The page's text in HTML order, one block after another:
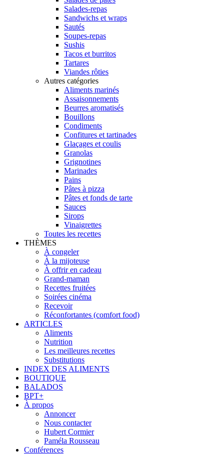
Salades-repas
Sandwichs et wraps
Sautés
Soupes-repas
Sushis
Tacos et burritos
Tartares
Viandes rôties
Autres catégories
Aliments marinés
Assaisonnements
Beurres aromatisés
Bouillons
Condiments
Confitures et tartinades
Glaçages et coulis
Granolas
Grignotines
Marinades
Pains
Pâtes à pizza
Pâtes et fonds de tarte
Sauces
Sirops
Vinaigrettes
Toutes les recettes
THÈMES
À congeler
À la mijoteuse
À offrir en cadeau
Grand-maman
Recettes fruitées
Soirées cinéma
Recevoir
Réconfortantes (comfort food)
ARTICLES
Aliments
Nutrition
Les meilleures recettes
Substitutions
INDEX DES ALIMENTS
BOUTIQUE
BALADOS
BPT+
À propos
Annoncer
Nous contacter
Hubert Cormier
Paméla Rousseau
Conférences